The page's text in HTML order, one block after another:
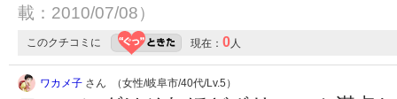
載：2010/07/08）
このクチコミに 現在： 0人
ワカメ子 さん （女性/岐阜市/40代/Lv.5）